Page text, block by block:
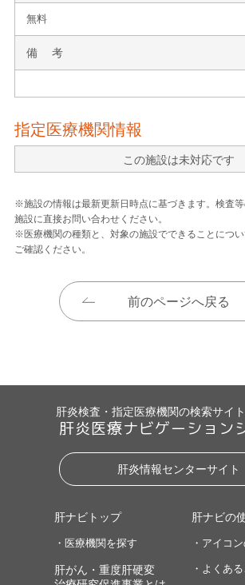
無料
備 考
指定医療機関情報
この施設は未対応です
※施設の情報は最新更新日時点に基づきます。検査
施設に直接お問い合わせください。
※医療機関の種類と、対象の施設でできることにつ
ご確認ください。
前のページへ戻る
肝炎検査・指定医療機関の検索サイト
肝炎医療ナビゲーション
肝炎情報センターサイト
肝ナビトップ
・医療機関を探す
肝がん・重度肝硬変
肝ナビの
・アイコ
・よくあ